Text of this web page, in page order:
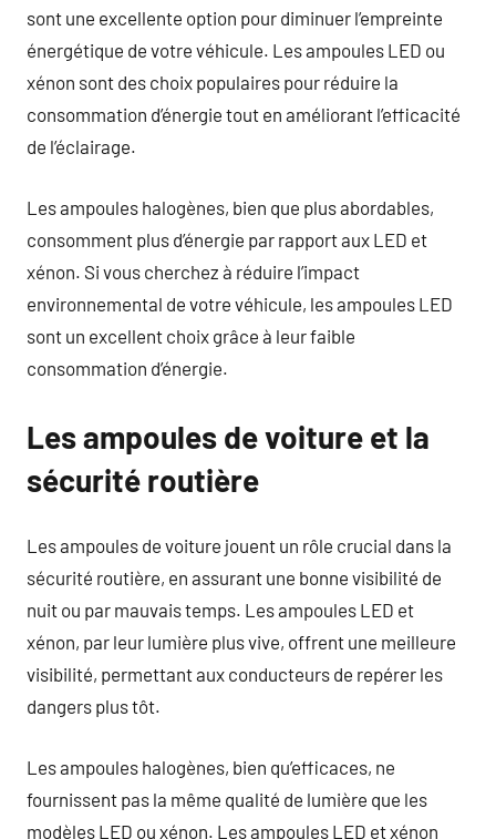
sont une excellente option pour diminuer l’empreinte
énergétique de votre véhicule. Les ampoules LED ou
xénon sont des choix populaires pour réduire la
consommation d’énergie tout en améliorant l’efficacité
de l’éclairage.
Les ampoules halogènes, bien que plus abordables,
consomment plus d’énergie par rapport aux LED et
xénon. Si vous cherchez à réduire l’impact
environnemental de votre véhicule, les ampoules LED
sont un excellent choix grâce à leur faible
consommation d’énergie.
Les ampoules de voiture et la
sécurité routière
Les ampoules de voiture jouent un rôle crucial dans la
sécurité routière, en assurant une bonne visibilité de
nuit ou par mauvais temps. Les ampoules LED et
xénon, par leur lumière plus vive, offrent une meilleure
visibilité, permettant aux conducteurs de repérer les
dangers plus tôt.
Les ampoules halogènes, bien qu’efficaces, ne
fournissent pas la même qualité de lumière que les
modèles LED ou xénon. Les ampoules LED et xénon